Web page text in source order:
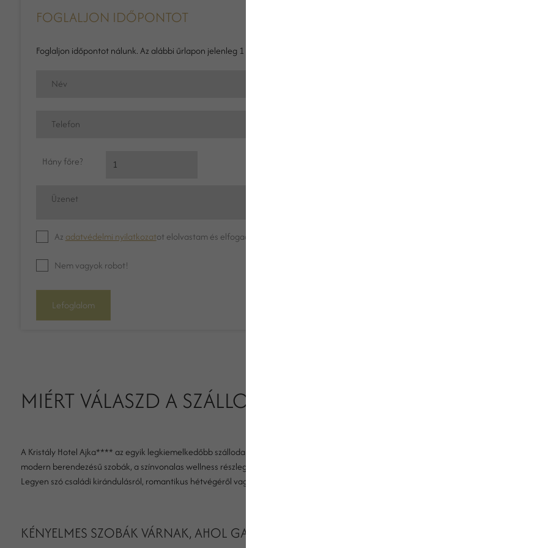
FOGLALJON IDŐPONTOT
Foglaljon időpontot nálunk. Az alábbi űrlapon jelenleg 1 órás időtartamra tud pályát foglalni.
Név
Telefon
Hány főre?
Üzenet
Az adatvédelmi nyilatkozatot elolvastam és elfogadom.
Nem vagyok robot!
Lefoglalom
MIÉRT VÁLASZD A SZÁLLODÁT A BALATON-FELVIDÉKEN?
A Kristály Hotel Ajka**** az egyik legkiemelkedőbb szálloda a Balaton-felvidék térségében. Vendégeink kényelmét és kikapcsolódását a
modern berendezésű szobák, a színvonalas wellness részleg és az első osztályú szolgáltatások garantálják.
Legyen szó családi kirándulásról, romantikus hétvégéről vagy üzleti útról, nálunk minden adott a tökéletes élményhez.
KÉNYELMES SZOBÁK VÁRNAK, AHOL GARANTÁLT A PIHENÉS